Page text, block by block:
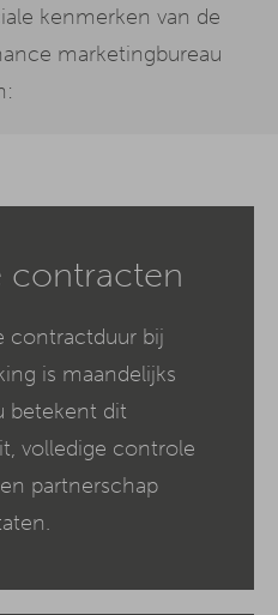
kenmerken van de
marketingbureau
contracten
contractduur bij
is maandelijks
betekent dit
volledige controle
partnerschap